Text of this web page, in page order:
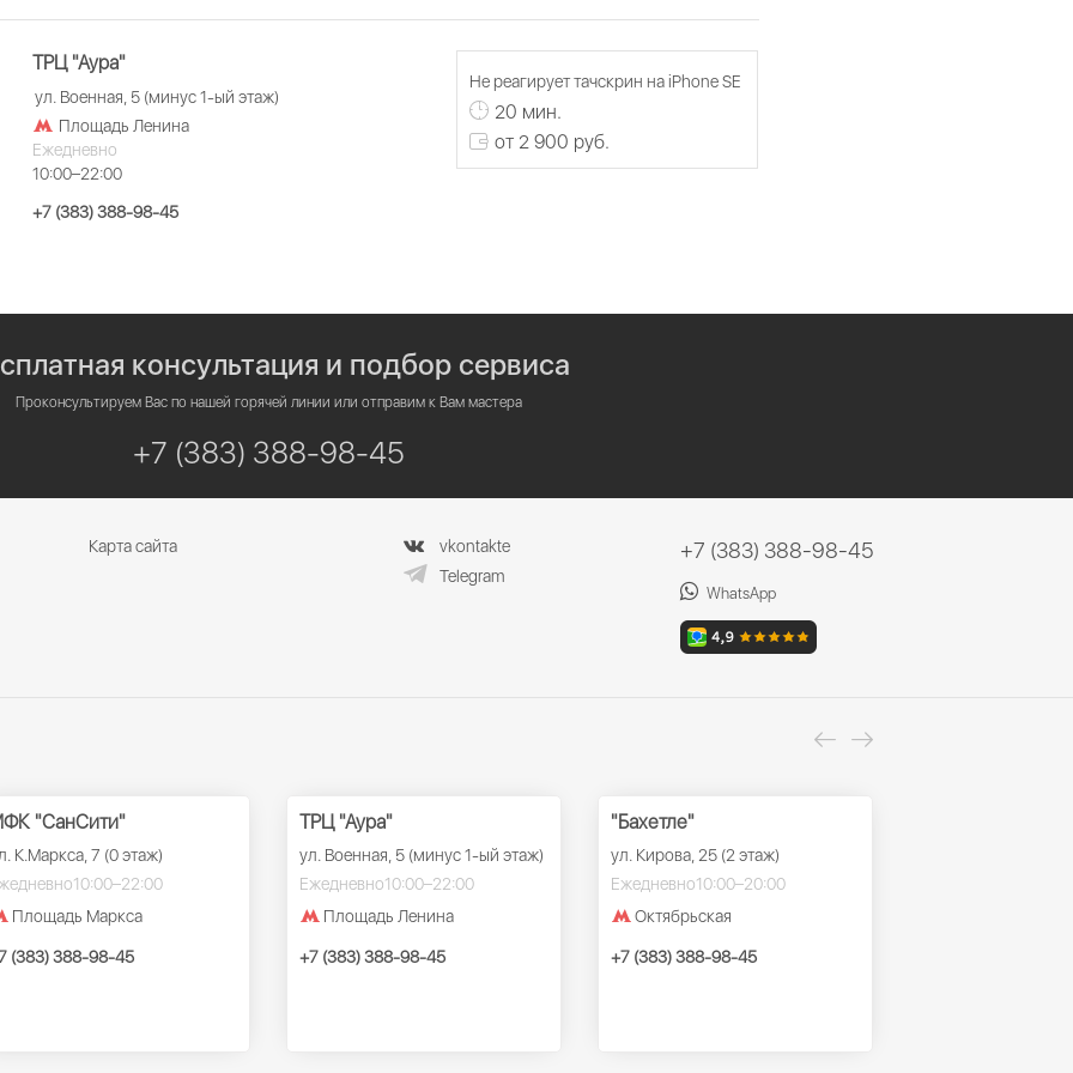
ТРЦ "Аура"
ул. Военная, 5 (минус 1-ый этаж)
Площадь Ленина
Ежедневно
10:00–22:00
+7 (383) 388-98-45
Не реагирует тачскрин на iPhone SE
20 мин.
от 2 900 руб.
консультация и подбор сервиса
Проконсультируем Вас по нашей горячей линии или отправим к Вам мастера
+7 (383) 388-98-45
Карта сайта
vkontakte
Telegram
+7 (383) 388-98-45
WhatsApp
"СанСити"
К.Маркса, 7 (0 этаж)
10:00–22:00
Площадь Маркса
(383) 388-98-45
ТРЦ "Аура"
ул. Военная, 5 (минус 1-ый этаж)
Ежедневно10:00–22:00
Площадь Ленина
+7 (383) 388-98-45
"Бахетле"
ул. Кирова, 25 (2 этаж)
Ежедневно10:00–20:00
Октябрьская
+7 (383) 388-98-45